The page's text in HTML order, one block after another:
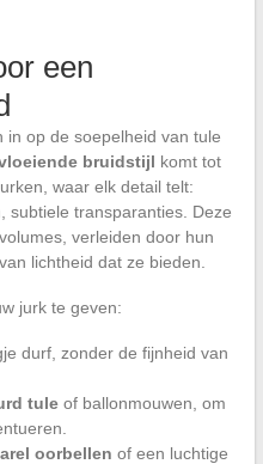
een
in op de soepelheid van tule
bruidstijl komt tot
waar elk detail telt:
subtiele transparanties. Deze
verleiden door hun
lichtheid dat ze bieden.
jurk te geven:
durf, zonder de fijnheid van
tuleof ballonmouwen, om
oorbellen of een luchtige